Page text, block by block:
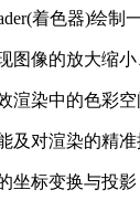
着色器)绘制
图像的放大缩小
渲染中的色彩空
及对渲染的精准
坐标变换与投影